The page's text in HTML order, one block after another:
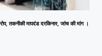
तकनीकी मापदंड दरकिनार, जांच की मांग ।